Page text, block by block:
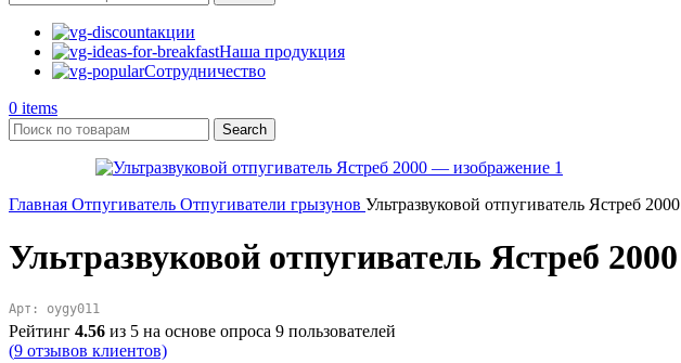
акции
Наша продукция
Сотрудничество
0 items
Search
Главная Отпугиватель Отпугиватели грызунов Ультразвуковой отпугиватель Ястреб 2000
Ультразвуковой отпугиватель Ястреб 2000
Арт: oygy011
Рейтинг 4.56 из 5 на основе опроса 9 пользователей
(9 отзывов клиентов)